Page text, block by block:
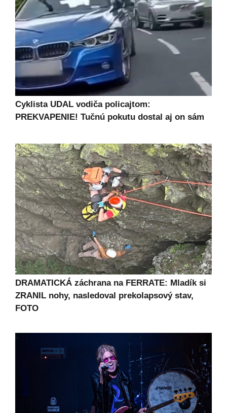
Cyklista UDAL vodiča policajtom:
PREKVAPENIE! Tučnú pokutu dostal aj on sám
DRAMATICKÁ záchrana na FERRATE: Mladík si
ZRANIL nohy, nasledoval prekolapsový stav,
FOTO